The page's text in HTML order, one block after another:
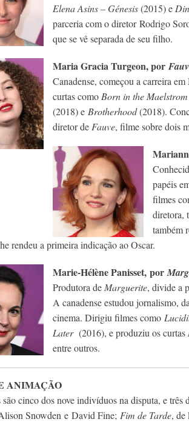
Elena Asins – Génesis(2015) e
parceria com o diretor Rodrigo
que se vê separada de seu filho.
Maria Gracia Turgeon, por
Canadense, começou a carreira
curtas como Born in the Maelstrom
(2018) e Brotherhood(2018).
diretor de Fauve, filme sobre dois
papéis
filmes
diretora,
também
rendeu a primeira indicação ao Oscar.
Marie-Hélène Panisset, por
Produtora de Marguerite, divide a
A canadense estudou jornalismo,
cinema. Dirigiu filmes como
Later (2016), e produziu os curtas
entre outros.
ANIMAÇÃO
cinco dos nove indivíduos na disputa, e
Snowden e David Fine; Fim de Tarde, de